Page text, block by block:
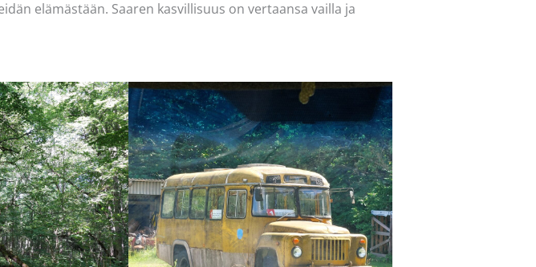
elämästään. Saaren kasvillisuus on vertaansa vailla ja